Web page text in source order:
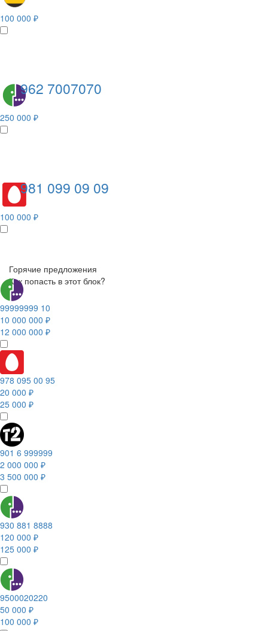
100 000 ₽
962 7007070
250 000 ₽
981 099 09 09
100 000 ₽
Горячие предложения
Как попасть в этот блок?
99999999 10
10 000 000 ₽
12 000 000 ₽
978 095 00 95
20 000 ₽
25 000 ₽
901 6 999999
2 000 000 ₽
3 500 000 ₽
930 881 8888
120 000 ₽
125 000 ₽
9500020220
50 000 ₽
100 000 ₽